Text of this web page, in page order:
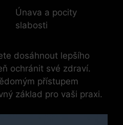
Únava a pocity
slabosti
dosáhnout lepšího
ochránit své zdraví.
přístupem
základ pro vaši praxi.